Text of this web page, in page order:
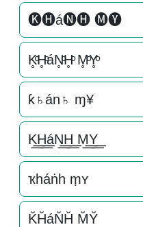
🅚🅗á🅝🅗 🅜🅨
K̥ͦH̥ͦáN̥ͦH̥ͦ M̥ͦY̥ͦ
ƙ♄án♄ ɱ¥
K͟͟H͟͟áN͟͟H͟͟ M͟͟Y͟͟
ҡһáṅһ ṃʏ
K̆H̆áN̆H̆ M̆Y̆